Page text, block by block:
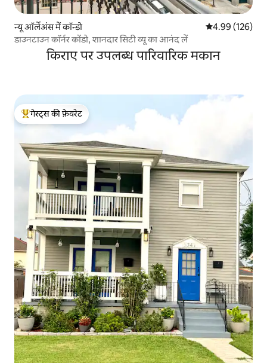
न्यू ऑर्लेअंस में कॉन्डो औसत रेटिंग 5 में से
4.99 (126)
डाउनटाउन कॉर्नर कोंडो, शानदार सिटी व्यू का आनंद लें
किराए पर उपलब्ध पारिवारिक मकान
गेस्ट्स का टॉप फ़ेवरेट
गेस्ट्स की फ़ेवरेट